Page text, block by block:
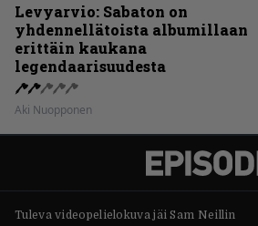
Levyarvio: Sabaton on
yhdennellätoista albumillaan
erittäin kaukana
legendaarisuudesta
Aki Nuopponen
Tuleva videopelielokuva jäi Sam Neillin